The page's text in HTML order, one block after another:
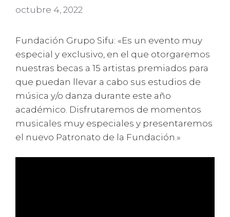
octubre 4, 2022
Fundación Grupo Sifu: «Es un evento muy
especial y exclusivo, en el que otorgaremos
nuestras becas a 15 artistas premiados para
que puedan llevar a cabo sus estudios de
música y/o danza durante este año
académico. Disfrutaremos de momentos
musicales muy especiales y presentaremos
el nuevo Patronato de la Fundación.»